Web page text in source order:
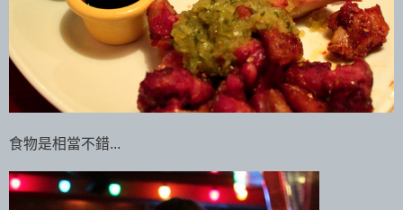
食物是相當不錯...